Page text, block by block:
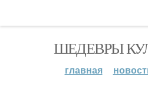
ШЕДЕВРЫ
главная